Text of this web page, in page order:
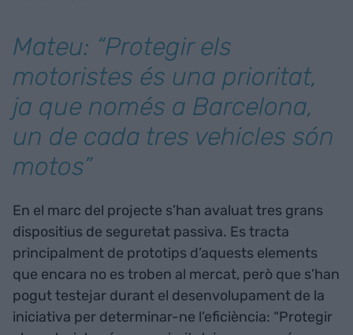
Mateu: “Protegir els
motoristes és una prioritat,
ja que només a Barcelona,
un de cada tres vehicles són
motos”
En el marc del projecte s’han avaluat tres grans
dispositius de seguretat passiva. Es tracta
principalment de prototips d’aquests elements
que encara no es troben al mercat, però que s’han
pogut testejar durant el desenvolupament de la
iniciativa per determinar-ne l’eficiència: “Protegir